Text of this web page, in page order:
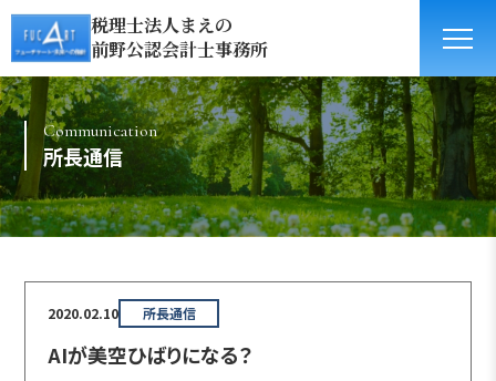
税理士法人まえの
前野公認会計士事務所
Communication
所長通信
2020.02.10 所長通信
AIが美空ひばりになる？